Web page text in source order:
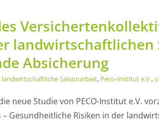
landwirtschaftlichen
Absicherung
landwirtschaftliche Saisonarbeit, Peco-Institut e.V.,
neue Studie von PECO-Institut e.V.
Gesundheitliche Risiken in der